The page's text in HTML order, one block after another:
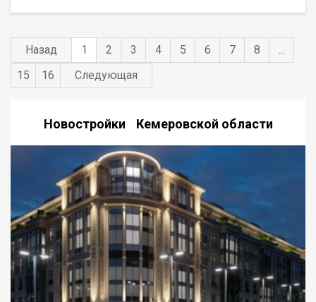
Назад 1 2 3 4 5 6 7 8
...
15
16 Следующая
Новостройки Кемеровской области